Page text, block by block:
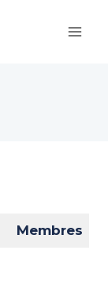
Membres